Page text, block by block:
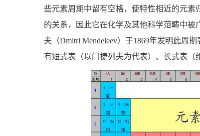
些元素周期中留有空格，使特性相近的元
的关系，因此它在化学及其他科学范畴中
夫（Dmitri Mendeleev）于1869年发明此周
有短式表（以门捷列夫为代表）、长式表（